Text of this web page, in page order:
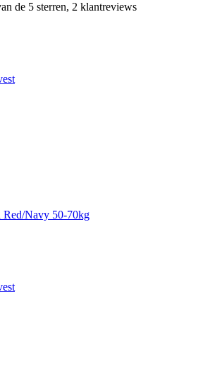
de 5 sterren, 2 klantreviews
Red/Navy 50-70kg